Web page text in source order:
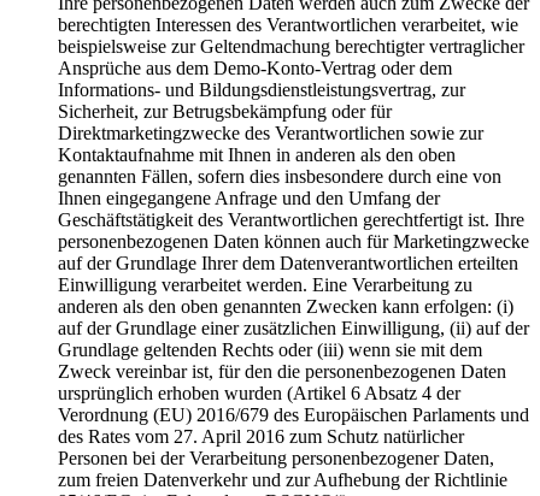
berechtigten Interessen des Verantwortlichen verarbeitet, wie
beispielsweise zur Geltendmachung berechtigter vertraglicher
Ansprüche aus dem Demo-Konto-Vertrag oder dem
Informations- und Bildungsdienstleistungsvertrag, zur
Sicherheit, zur Betrugsbekämpfung oder für
Direktmarketingzwecke des Verantwortlichen sowie zur
Kontaktaufnahme mit Ihnen in anderen als den oben
genannten Fällen, sofern dies insbesondere durch eine von
Ihnen eingegangene Anfrage und den Umfang der
Geschäftstätigkeit des Verantwortlichen gerechtfertigt ist. Ihre
personenbezogenen Daten können auch für Marketingzwecke
auf der Grundlage Ihrer dem Datenverantwortlichen erteilten
Einwilligung verarbeitet werden. Eine Verarbeitung zu
anderen als den oben genannten Zwecken kann erfolgen: (i)
auf der Grundlage einer zusätzlichen Einwilligung, (ii) auf der
Grundlage geltenden Rechts oder (iii) wenn sie mit dem
Zweck vereinbar ist, für den die personenbezogenen Daten
ursprünglich erhoben wurden (Artikel 6 Absatz 4 der
Verordnung (EU) 2016/679 des Europäischen Parlaments und
des Rates vom 27. April 2016 zum Schutz natürlicher
Personen bei der Verarbeitung personenbezogener Daten,
zum freien Datenverkehr und zur Aufhebung der Richtlinie